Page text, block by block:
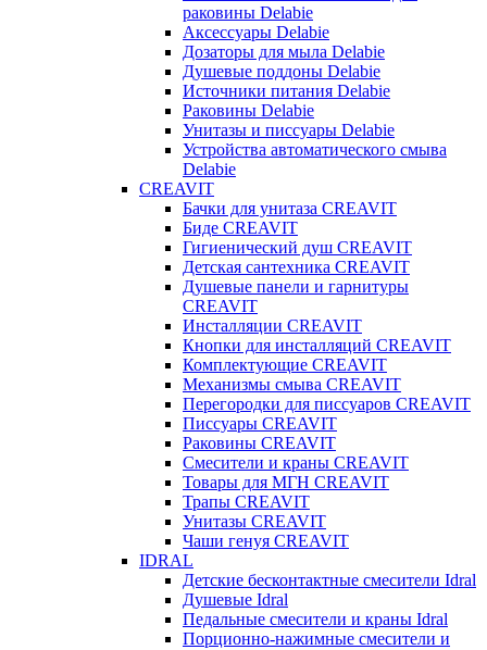
раковины Delabie
Аксессуары Delabie
Дозаторы для мыла Delabie
Душевые поддоны Delabie
Источники питания Delabie
Раковины Delabie
Унитазы и писсуары Delabie
Устройства автоматического смыва
Delabie
CREAVIT
Бачки для унитаза CREAVIT
Биде CREAVIT
Гигиенический душ CREAVIT
Детская сантехника CREAVIT
Душевые панели и гарнитуры
CREAVIT
Инсталляции CREAVIT
Кнопки для инсталляций CREAVIT
Комплектующие CREAVIT
Механизмы смыва CREAVIT
Перегородки для писсуаров CREAVIT
Писсуары CREAVIT
Раковины CREAVIT
Смесители и краны CREAVIT
Товары для МГН CREAVIT
Трапы CREAVIT
Унитазы CREAVIT
Чаши генуя CREAVIT
IDRAL
Детские бесконтактные смесители Idral
Душевые Idral
Педальные смесители и краны Idral
Порционно-нажимные смесители и